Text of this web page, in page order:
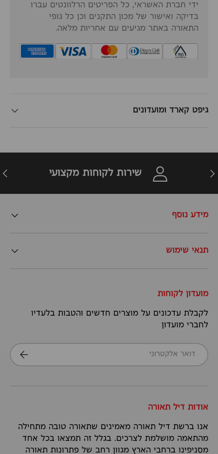
ידי חברת האשראי, כל הפריטים הרלוונטים עברו
בדיקה ואישור של מכון התקנים וכן כל גופי
התאורה באתר מגיעים עם אחריות מלאה.
גיפט קארד ומועדונים
חזרה שירות לקוחות מקצועי
מידע נוסף
תנאי שימוש
מועדון לקוחות
לקבלת עדכונים על מוצרים חדשים והטבות בלעדיו
לחברי מועדון
דואר אלקטרוני
הרשמה
אודות דיל תאורה
אנו ברשת דיל תאורה מאמינים שתאורה טובה מתחילה
מהתאמה מושלמת לצרכים. בגלל זה תמצאו בכל אחד
מסניפינו ברחבי הארץ מגוון רחב של פתרונות תאורה